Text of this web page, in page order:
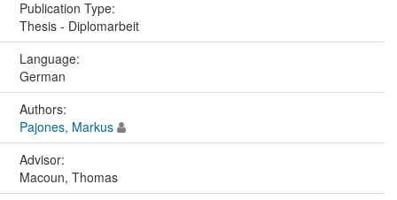
Publication Type:
Thesis - Diplomarbeit
Language:
German
Authors:
Pajones, Markus
Advisor:
Macoun, Thomas